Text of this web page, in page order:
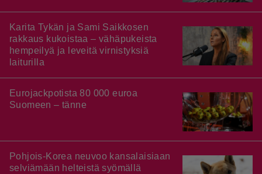
Karita Tykän ja Sami Saikkosen
rakkaus kukoistaa – vähäpukeista
hempeilyä ja leveitä virnistyksiä
laiturilla
Eurojackpotista 80 000 euroa
Suomeen – tänne
Pohjois-Korea neuvoo kansalaisiaan
selviämään helteistä syömällä